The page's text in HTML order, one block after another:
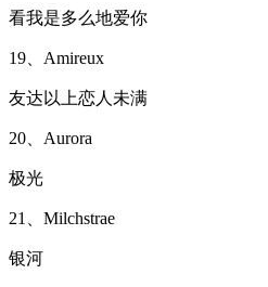
看我是多么地爱你
19、Amireux
友达以上恋人未满
20、Aurora
极光
21、Milchstrae
银河